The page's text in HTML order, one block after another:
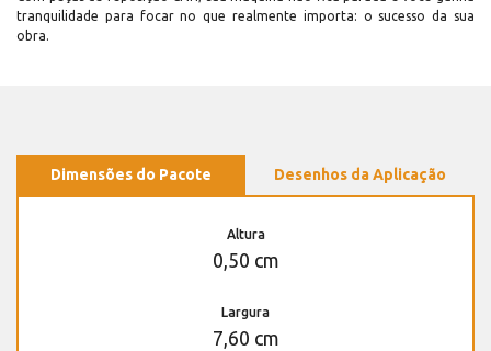
tranquilidade para focar no que realmente importa: o sucesso da sua
obra.
Dimensões do Pacote Desenhos da Aplicação
Altura
0,50 cm
Largura
7,60 cm